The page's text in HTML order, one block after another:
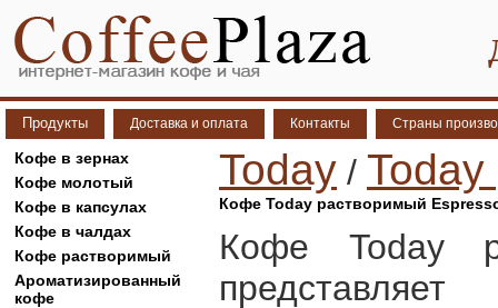
Продукты Доставка и оплата Контакты Страны
Кофе в зернах
Кофе молотый
Кофе в капсулах
Кофе в чалдах
Кофе растворимый
Ароматизированный
кофе
Today /
Кофе Today растворимый
Кофе Today